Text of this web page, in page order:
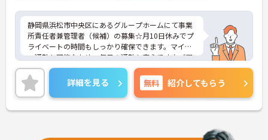
静岡県浜松市中央区にあるグループホームにて事業
所責任者兼管理者（候補）の募集☆月10日休みでプ
ライベートの時間もしっかり確保できます。マイカ
ー通勤も可能なため、毎日の通勤も安心です♪ご興
味のある方には、面接対策ポイントなど、さらに詳
細をご案内しますのでお気軽にご相談ください！
詳細を見る 無料 紹介してもらう